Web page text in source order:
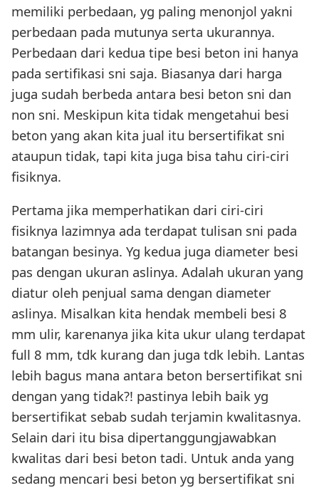
memiliki perbedaan, yg paling menonjol yakni
perbedaan pada mutunya serta ukurannya.
Perbedaan dari kedua tipe besi beton ini hanya
pada sertifikasi sni saja. Biasanya dari harga
juga sudah berbeda antara besi beton sni dan
non sni. Meskipun kita tidak mengetahui besi
beton yang akan kita jual itu bersertifikat sni
ataupun tidak, tapi kita juga bisa tahu ciri-ciri
fisiknya.
Pertama jika memperhatikan dari ciri-ciri
fisiknya lazimnya ada terdapat tulisan sni pada
batangan besinya. Yg kedua juga diameter besi
pas dengan ukuran aslinya. Adalah ukuran yang
diatur oleh penjual sama dengan diameter
aslinya. Misalkan kita hendak membeli besi 8
mm ulir, karenanya jika kita ukur ulang terdapat
full 8 mm, tdk kurang dan juga tdk lebih. Lantas
lebih bagus mana antara beton bersertifikat sni
dengan yang tidak?! pastinya lebih baik yg
bersertifikat sebab sudah terjamin kwalitasnya.
Selain dari itu bisa dipertanggungjawabkan
kwalitas dari besi beton tadi. Untuk anda yang
sedang mencari besi beton yg bersertifikat sni